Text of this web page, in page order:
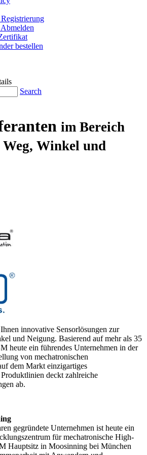
bestellen
Search
im Bereich
Weg, Winkel und
innovative Sensorlösungen zur
und Neigung. Basierend auf mehr als 35
heute ein führendes Unternehmen in der
von mechatronischen
dem Markt einzigartiges
deckt zahlreiche
ab.
gegründete Unternehmen ist heute ein
für mechatronische High-
Hauptsitz in Moosinning bei München